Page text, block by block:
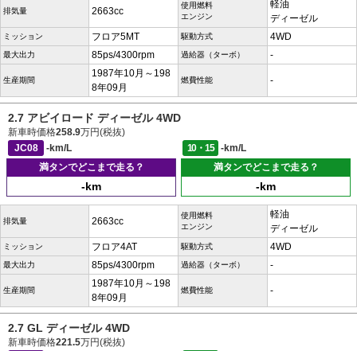
排気量 2663cc
使用燃料
エンジン
軽油
ディーゼル
ミッション フロア5MT 駆動方式 4WD
最大出力 85ps/4300rpm 過給器（ターボ） -
生産期間
1987年10月～198
8年09月
燃費性能 -
2.7 アビイロード ディーゼル 4WD
新車時価格258.9万円(税抜)
JC08
-km/L 10・15
-km/L
満タンでどこまで走る？
-km
満タンでどこまで走る？
-km
排気量 2663cc
使用燃料
エンジン
軽油
ディーゼル
ミッション フロア4AT 駆動方式 4WD
最大出力 85ps/4300rpm 過給器（ターボ） -
生産期間
1987年10月～198
8年09月
燃費性能 -
2.7 GL ディーゼル 4WD
新車時価格221.5万円(税抜)